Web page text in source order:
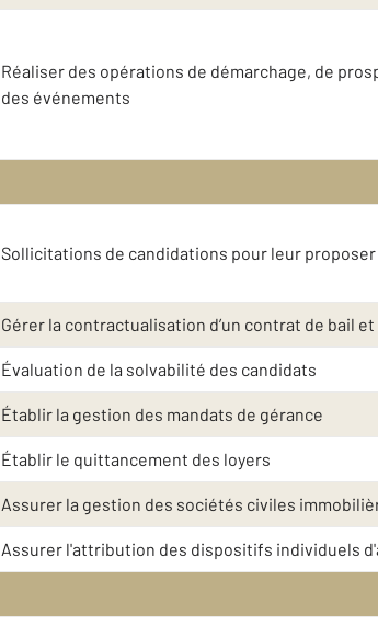
Réaliser des opérations de démarchage, de
des événements
Sollicitations de candidations pour leur
Gérer la contractualisation d’un contrat de bail
Évaluation de la solvabilité des candidats
Établir la gestion des mandats de gérance
Établir le quittancement des loyers
Assurer la gestion des sociétés civiles
Assurer l'attribution des dispositifs individuels